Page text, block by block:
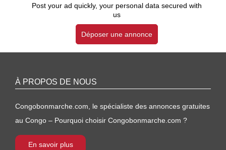
Post your ad quickly, your personal data secured with
us
Déposer une annonce
À PROPOS DE NOUS
Congobonmarche.com, le spécialiste des annonces gratuites
au Congo – Pourquoi choisir Congobonmarche.com ?
En savoir plus